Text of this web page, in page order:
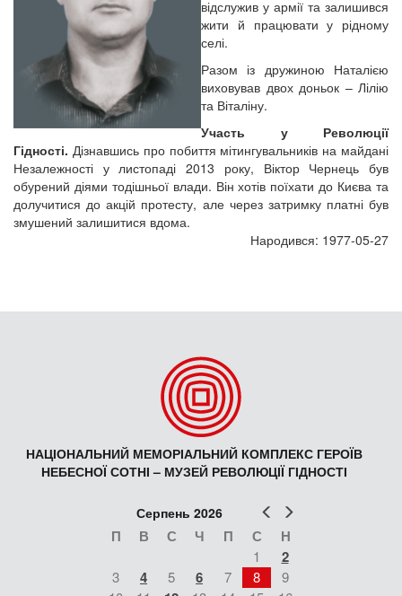
відслужив у армії та залишився
жити й працювати у рідному
селі.
Разом із дружиною Наталією
виховував двох доньок – Лілію
та Віталіну.
Участь у Революції
Гідності. Дізнавшись про побиття мітингувальників на майдані
Незалежності у листопаді 2013 року, Віктор Чернець був
обурений діями тодішньої влади. Він хотів поїхати до Києва та
долучитися до акцій протесту, але через затримку платні був
змушений залишитися вдома.
Народився: 1977-05-27
НАЦІОНАЛЬНИЙ МЕМОРІАЛЬНИЙ КОМПЛЕКС ГЕРОЇВ
НЕБЕСНОЇ СОТНІ – МУЗЕЙ РЕВОЛЮЦІЇ ГІДНОСТІ
Попер
Серпень 2026
П В С Ч П С Н
1 2
3 4 5 6 7 8
9